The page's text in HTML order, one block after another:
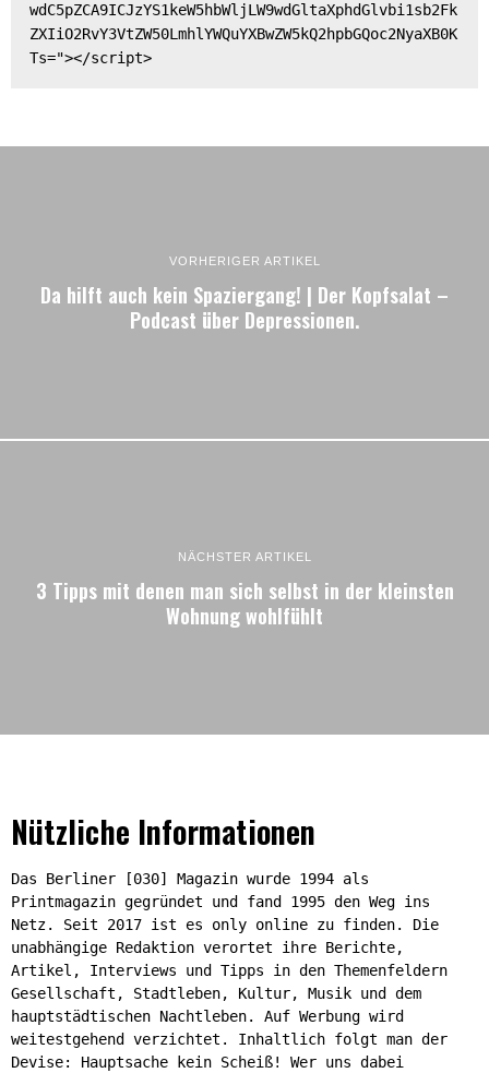
wdC5pZCA9ICJzYS1keW5hbWljLW9wdGltaXphdGlvbi1sb2Fk
ZXIiO2RvY3VtZW50LmhlYWQuYXBwZW5kQ2hpbGQoc2NyaXB0K
Ts="></script>
VORHERIGER ARTIKEL
Da hilft auch kein Spaziergang! | Der Kopfsalat –
Podcast über Depressionen.
NÄCHSTER ARTIKEL
3 Tipps mit denen man sich selbst in der kleinsten
Wohnung wohlfühlt
Nützliche Informationen
Das Berliner [030] Magazin wurde 1994 als
Printmagazin gegründet und fand 1995 den Weg ins
Netz. Seit 2017 ist es only online zu finden. Die
unabhängige Redaktion verortet ihre Berichte,
Artikel, Interviews und Tipps in den Themenfeldern
Gesellschaft, Stadtleben, Kultur, Musik und dem
hauptstädtischen Nachtleben. Auf Werbung wird
weitestgehend verzichtet. Inhaltlich folgt man der
Devise: Hauptsache kein Scheiß! Wer uns dabei